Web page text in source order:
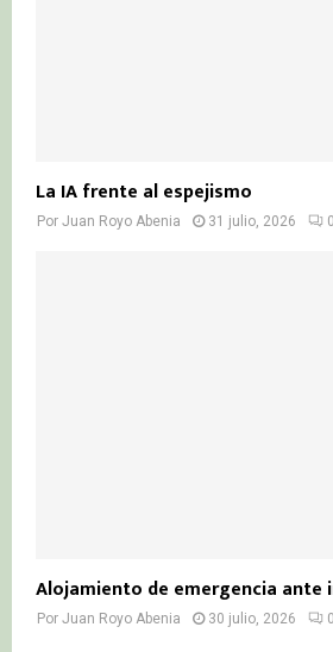
La IA frente al espejismo
Por Juan Royo Abenia 31 julio, 2026 0
Alojamiento de emergencia ante
Por Juan Royo Abenia 30 julio, 2026 0